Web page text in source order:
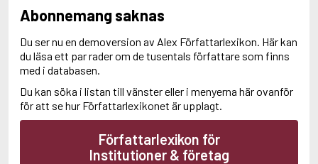
Abbey, Kieran
Abbot, Anthony
Abbott, John
Abbott, Megan
Abdel-Fattah, Randa
Abdolah, Kader
Abé, Kobo
Abedi, Isabel
Abele, Inga
Abonnemang saknas
Du ser nu en demoversion av Alex Författarlexikon. Här kan
du läsa ett par rader om de tusentals författare som finns
med i databasen.
Du kan söka i listan till vänster eller i menyerna här ovanför
för att se hur Författarlexikonet är upplagt.
Författarlexikon för
Institutioner & företag